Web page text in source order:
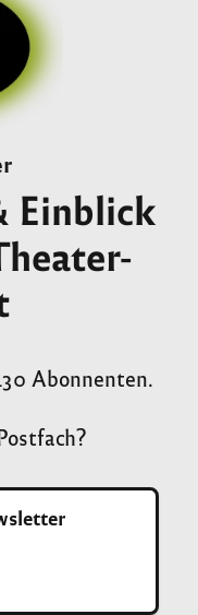
Einblick
Abonnenten.